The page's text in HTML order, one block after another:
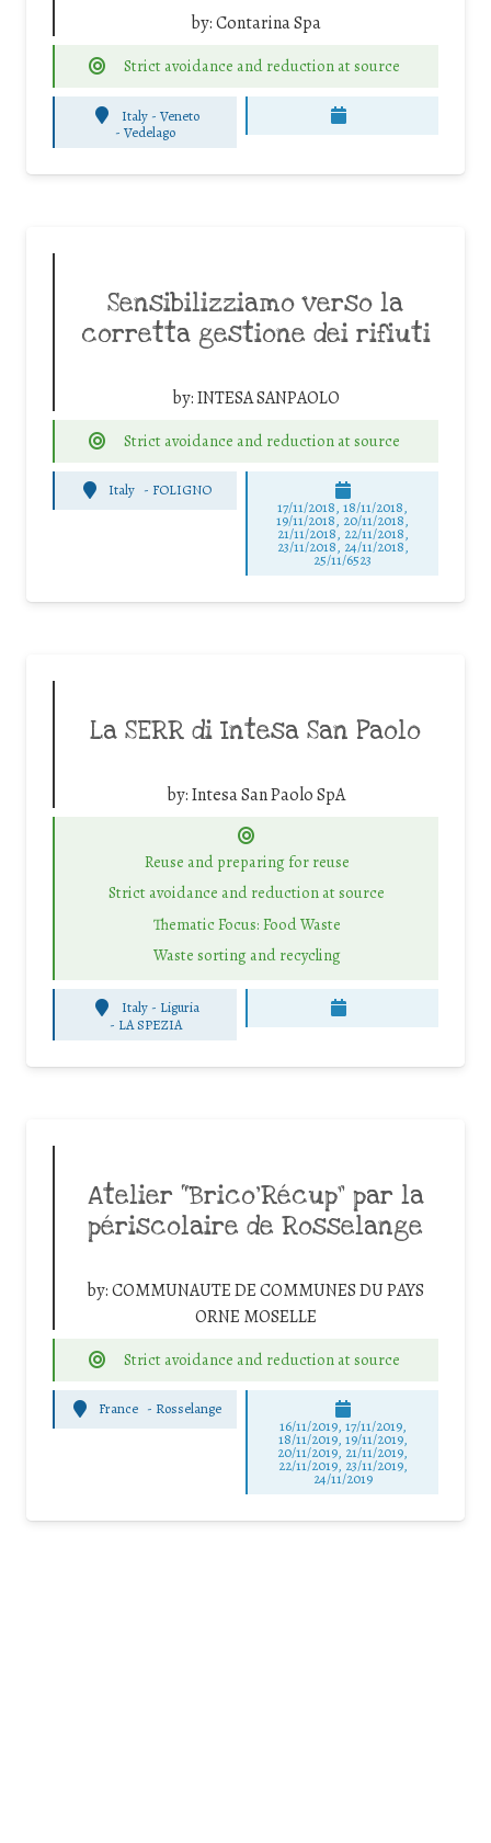
by:Contarina Spa
Strict avoidance and reduction at source
Italy - Veneto
-Vedelago
Sensibilizziamo verso la
corretta gestione dei rifiuti
by:INTESA SANPAOLO
Strict avoidance and reduction at source
Italy - FOLIGNO
17/11/2018, 18/11/2018,
19/11/2018, 20/11/2018,
21/11/2018, 22/11/2018,
23/11/2018, 24/11/2018,
25/11/6523
La SERR di Intesa San Paolo
by:Intesa San Paolo SpA
Reuse and preparing for reuse
Strict avoidance and reduction at source
Thematic Focus: Food Waste
Waste sorting and recycling
Italy - Liguria
- LA SPEZIA
Atelier “Brico’Récup” par la
périscolaire de Rosselange
by:COMMUNAUTE DE COMMUNES DU PAYS
ORNE MOSELLE
Strict avoidance and reduction at source
France - Rosselange
16/11/2019, 17/11/2019,
18/11/2019, 19/11/2019,
20/11/2019, 21/11/2019,
22/11/2019, 23/11/2019,
24/11/2019